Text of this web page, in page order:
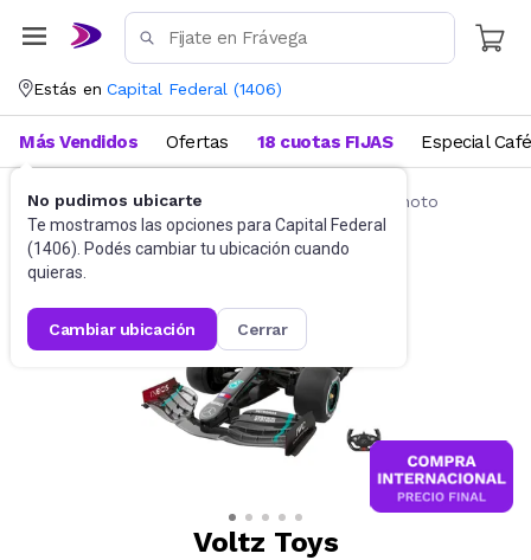
Estás en Capital Federal (1406)
No pudimos ubicarte
Te mostramos las opciones para Capital Federal
(1406). Podés cambiar tu ubicación cuando
quieras.
cambiar ubicación cerrar
Más Vendidos Ofertas 18 cuotas FIJAS Especial Café
Vehículos radio control Autos a control remoto
Voltz Toys